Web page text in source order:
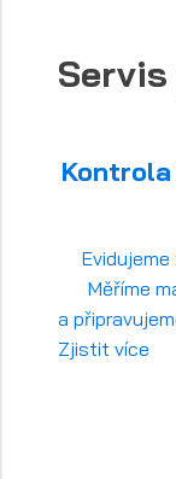
Evidujeme
Měříme
a
Zjistit více